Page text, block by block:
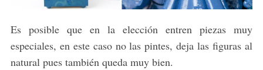
Es posible que en la elección entren piezas muy
especiales, en este caso no las pintes, deja las figuras al
natural pues también queda muy bien.